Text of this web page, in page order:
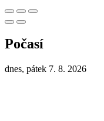
Počasí
dnes, pátek 7. 8. 2026